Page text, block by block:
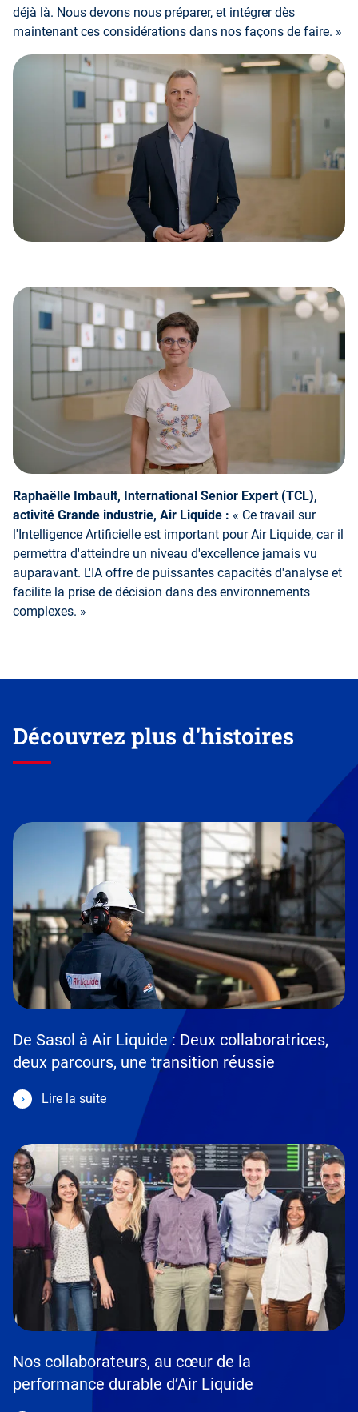
déjà là. Nous devons nous préparer, et intégrer dès
maintenant ces considérations dans nos façons de faire. »
Raphaëlle Imbault, International Senior Expert (TCL),
activité Grande industrie, Air Liquide : « Ce travail sur
l'Intelligence Artificielle est important pour Air Liquide, car il
permettra d'atteindre un niveau d'excellence jamais vu
auparavant. L'IA offre de puissantes capacités d'analyse et
facilite la prise de décision dans des environnements
complexes. »
Découvrez plus d'histoires
De Sasol à Air Liquide : Deux collaboratrices,
deux parcours, une transition réussie
Lire la suite
Nos collaborateurs, au cœur de la
performance durable d’Air Liquide